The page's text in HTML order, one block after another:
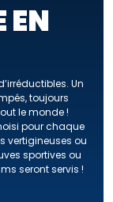
EN
Un
toujours
le monde !
pour chaque
vertigineuses ou
sportives ou
seront servis !